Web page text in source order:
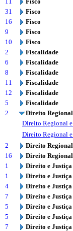
31
Fisco
16
Fisco
9
Fisco
10
Fisco
2
Fiscalidade
6
Fiscalidade
8
Fiscalidade
11
Fiscalidade
12
Fiscalidade
5
Fiscalidade
2
Direito
Direito Regional
Direito Regional
2
Direito
16
Direito
1
Direito e Justiça
1
Direito e Justiça
4
Direito e Justiça
7
Direito e Justiça
5
Direito e Justiça
5
Direito e Justiça
7
Direito e Justiça